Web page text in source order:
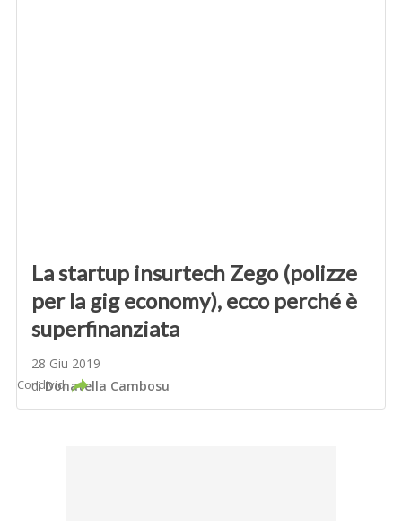
La startup insurtech Zego (polizze
per la gig economy), ecco perché è
superfinanziata
28 Giu 2019
diDonatella Cambosu
Condividi